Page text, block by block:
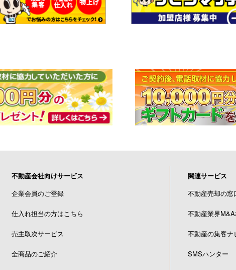
不動産会社向けサービス
企業会員のご登録
仕入れ担当の方はこちら
売主取次サービス
全商品のご紹介
関連サービス
不動産売却の窓
不動産業界
不動産の集客ナ
SMSハンター